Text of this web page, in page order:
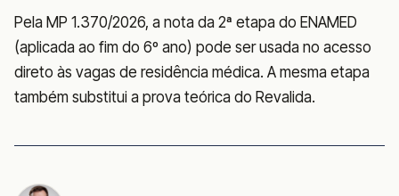
Pela MP 1.370/2026, a nota da 2ª etapa do ENAMED
(aplicada ao fim do 6º ano) pode ser usada no acesso
direto às vagas de residência médica. A mesma etapa
também substitui a prova teórica do Revalida.